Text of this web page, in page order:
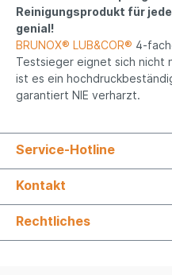
Reinigungsprodukt für
genial!
BRUNOX® LUB&COR® 4-
Testsieger eignet sich nicht
ist es ein
garantiert NIE verharzt.
Service-Hotline
Kontakt
Rechtliches